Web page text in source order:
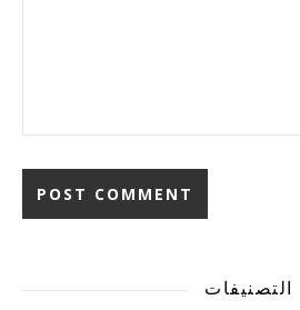
التصنيفات